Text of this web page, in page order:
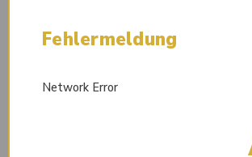
Fehlermeldung
Network Error